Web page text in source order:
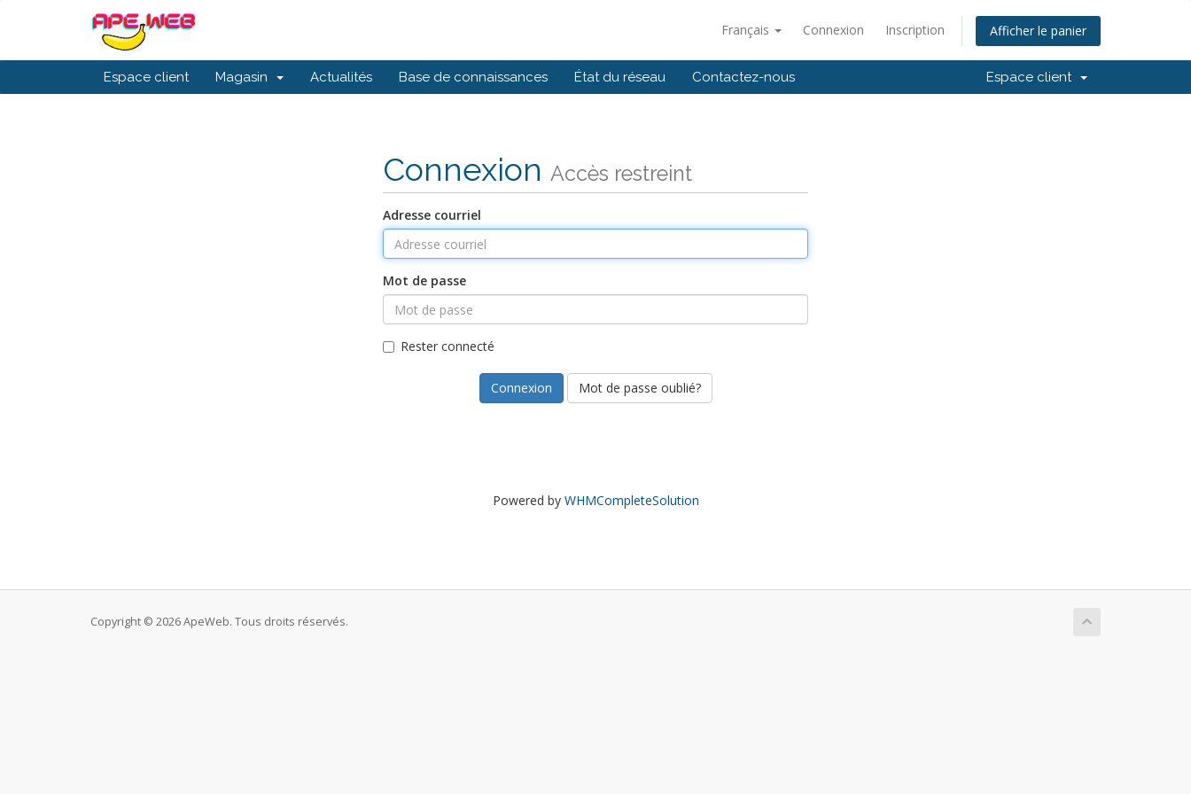
Français Connexion Inscription Afficher le panier
Espace client Magasin Actualités Base de connaissances État du réseau Contactez-nous Espace client
Connexion Accès restreint
Adresse courriel
Mot de passe
Rester connecté
Mot de passe oublié?
Powered by WHMCompleteSolution
Copyright © 2026 ApeWeb. Tous droits réservés.